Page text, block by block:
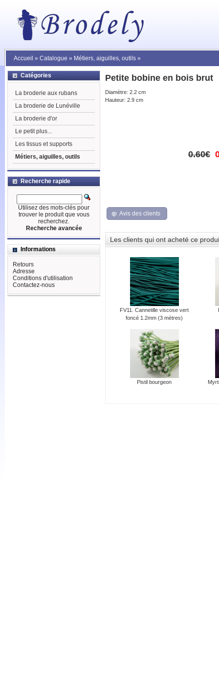
Accueil » Catalogue » Métiers, aiguilles, outils »
Petite bobine en bois brut
Diamètre: 2.2 cm
Hauteur: 2.9 cm
0.60€
Avis des clients
Les clients qui ont acheté ce
FV11. Cannetille viscose vert
foncé 1.2mm (3 mètres)
Pistil bourgeon
Catégories
La broderie aux rubans
La broderie de Lunéville
La broderie d'or
Le petit plus...
Les tissus et supports
Métiers, aiguilles, outils
Recherche rapide
Utilisez des mots-clés pour
trouver le produit que vous
recherchez.
Recherche avancée
Informations
Retours
Adresse
Conditions d'utilisation
Contactez-nous